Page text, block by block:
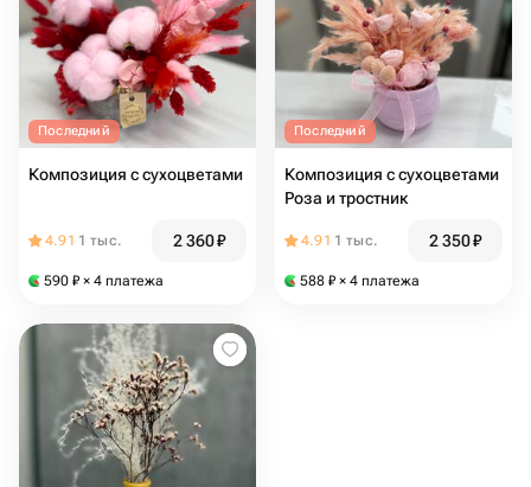
Последний
Композиция с сухоцветами
4.91 1 тыс. 2 360₽
590 ₽ × 4 платежа
Последний
Композиция с сухоцветами
Роза и тростник
4.91 1 тыс. 2 350₽
588 ₽ × 4 платежа